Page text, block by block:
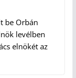
be Orbán
levélben
elnökét az